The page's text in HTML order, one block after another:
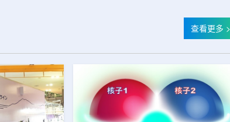
效率。Nuclear Quantum此次提出的
学能够直接在量子计算框架中表示和
模拟。...
用
于
期
制
查看更多 >